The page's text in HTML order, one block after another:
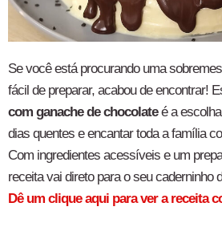
Se você está procurando uma
fácil de preparar, acabou de encontrar!
com ganache de chocolateé a
dias quentes e encantar toda a família
Com ingredientes acessíveis e um
receita vai direto para o seu caderninho
Dê um clique aqui para ver a receita